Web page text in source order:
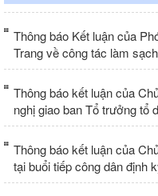
Thông báo Kết luận của
Trang về công tác làm
phường Nam Nha Trang
Thông báo kết luận của
nghị giao ban Tổ trưởng tổ
Thông báo kết luận của
tại buổi tiếp công dân định